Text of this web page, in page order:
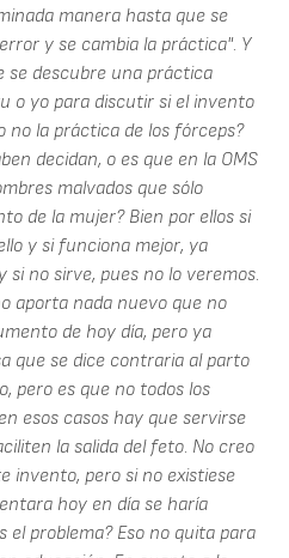
manera hasta que se
y se cambia la práctica". Y
se descubre una práctica
o yo para discutir si el invento
no la práctica de los fórceps?
decidan, o es que en la OMS
malvados que sólo
de la mujer? Bien por ellos si
y si funciona mejor, ya
si no sirve, pues no lo veremos.
aporta nada nuevo que no
de hoy día, pero ya
que se dice contraria al parto
pero es que no todos los
esos casos hay que servirse
la salida del feto. No creo
invento, pero si no existiese
hoy en día se haría
el problema? Eso no quita para